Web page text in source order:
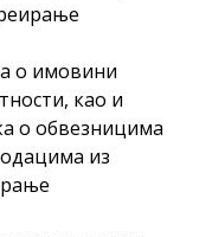
о имовини
као и
о обвезницима
из